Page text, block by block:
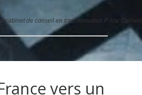
cabinet de conseil en transformation P-Val Conseil
vers un